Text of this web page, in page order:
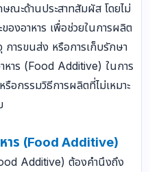
ะด้านประสาทสัมผัส โดยไม่
งอาหาร เพื่อช่วยในการผลิต
การขนส่ง หรือการเก็บรักษา
หาร (Food Additive) ในการ
อกรรมวิธีการผลิตที่ไม่เหมาะ
หาร (Food Additive)
Additive) ต้องคำนึงถึง